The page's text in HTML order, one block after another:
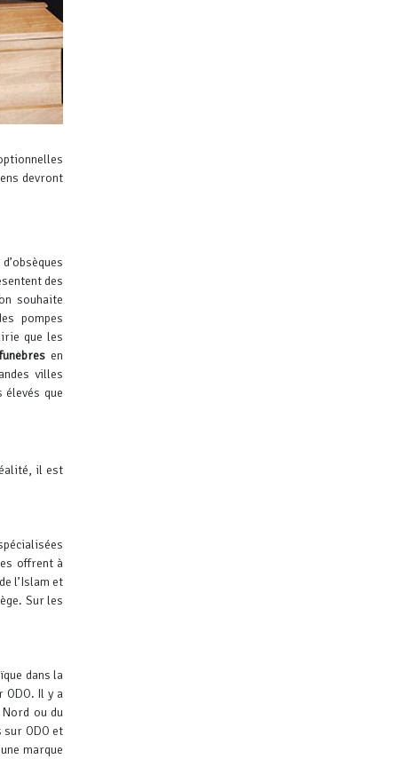
devront
des
souhaite
pompes
que les
en
villes
que
il est
offrent à
l’Islam et
Sur les
dans la
ODO. Il y a
ou du
sur ODO et
marque